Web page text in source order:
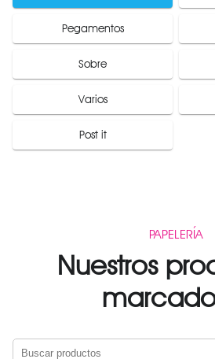
Pegamentos
Sobre
Varios
Post it
PAPELERÍA
Nuestros